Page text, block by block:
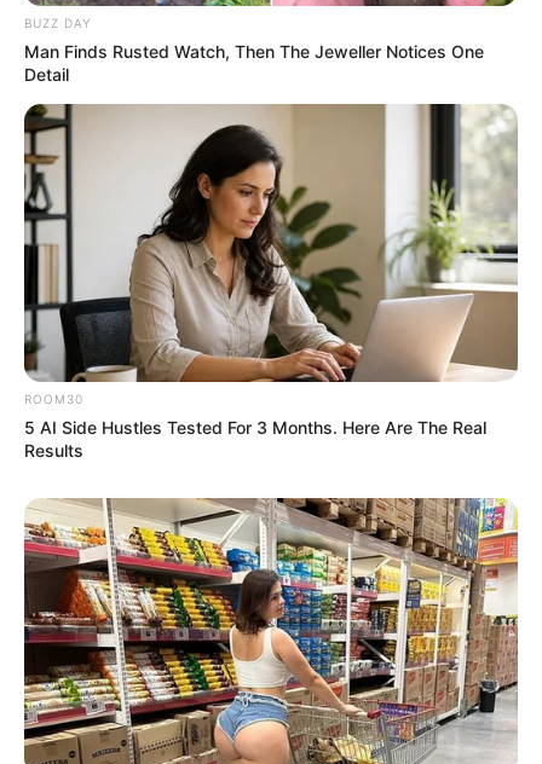
BUZZ DAY
Man Finds Rusted Watch, Then The Jeweller Notices One
Detail
ROOM30
5 AI Side Hustles Tested For 3 Months. Here Are The Real
Results